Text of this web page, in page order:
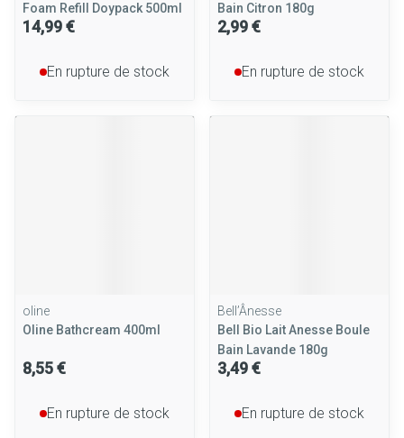
Foam Refill Doypack 500ml
14,99 €
En rupture de stock
Bain Citron 180g
2,99 €
En rupture de stock
oline
Oline Bathcream 400ml
8,55 €
En rupture de stock
Bell’Ânesse
Bell Bio Lait Anesse Boule
Bain Lavande 180g
3,49 €
En rupture de stock